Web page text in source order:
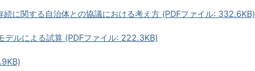
続に関する自治体との協議における考え方 (PDFファイル: 332.6KB)
デルによる試算 (PDFファイル: 222.3KB)